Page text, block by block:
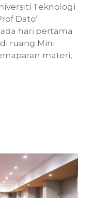
Teknologi
Dato’
hari pertama
di ruang Mini
materi,